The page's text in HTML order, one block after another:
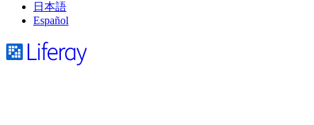
日本語
Español